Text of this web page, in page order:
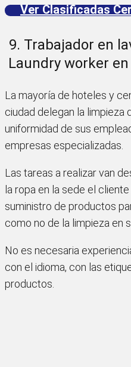
Ver Clasificadas
9. Trabajador en
Laundry worker
La mayoría de hoteles y
ciudad delegan la limpieza
uniformidad de sus
empresas especializadas.
Las tareas a realizar van
la ropa en la sede el
suministro de productos
como no de la limpieza en
No es necesaria
con el idioma, con las
productos.